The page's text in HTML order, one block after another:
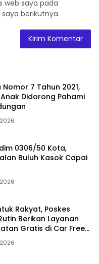
web saya pada
berikutnya.
7 Tahun 2021,
Didorong Pahami
0306/50 Kota,
Buluh Kasok Capai
Rakyat, Poskes
Berikan Layanan
Gratis di Car Free